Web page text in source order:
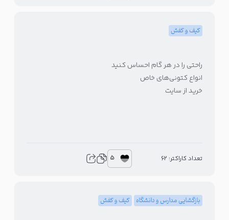
کیف و کفش
راحتی را در هر گام احساس کنید
انواع کتونی‌های خاص
خرید از سایت
تعداد کاراکتر: 62 5
بازگشایی مدارس و دانشگاه کیف و کفش